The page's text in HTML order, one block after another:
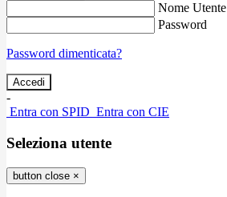
Nome Utente
Password
Password dimenticata?
-
Entra con SPID Entra con CIE
Seleziona utente
button close ×